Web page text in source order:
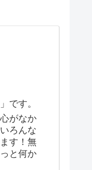
です。
がなか
ろんな
す！無
と何か